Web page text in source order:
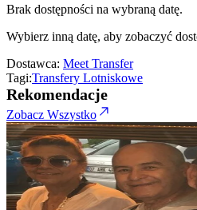
Brak dostępności na wybraną datę.
Wybierz inną datę, aby zobaczyć
Dostawca: Meet Transfer
Tagi:Transfery Lotniskowe
Rekomendacje
Zobacz Wszystko